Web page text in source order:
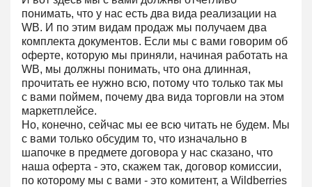
понимать, что у нас есть два вида реализации на
WB. И по этим видам продаж мы получаем два
комплекта документов. Если мы с вами говорим об
оферте, которую мы приняли, начиная работать на
WB, мы должны понимать, что она длинная,
прочитать ее нужно всю, потому что только так мы
с вами поймем, почему два вида торговли на этом
маркетплейсе.
Но, конечно, сейчас мы ее всю читать не будем. Мы
с вами только обсудим то, что изначально в
шапочке в предмете договора у нас сказано, что
наша оферта - это, скажем так, договор комиссии,
по которому мы с вами - это комитент, а Wildberries